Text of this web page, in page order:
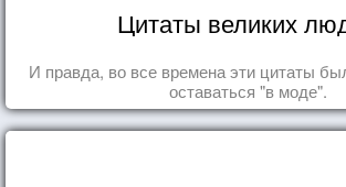
Цитаты великих
И правда, во все времена эти цитаты
оставаться "в моде".